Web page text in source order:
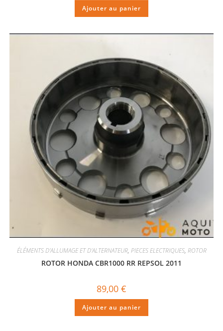
Ajouter au panier
ÉLÉMENTS D'ALLUMAGE ET D'ALTERNATEUR, PIECES ELECTRIQUES, ROTOR
ROTOR HONDA CBR1000 RR REPSOL 2011
89,00 €
Ajouter au panier